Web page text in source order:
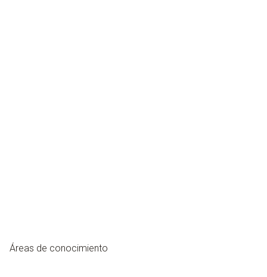
Áreas de conocimiento